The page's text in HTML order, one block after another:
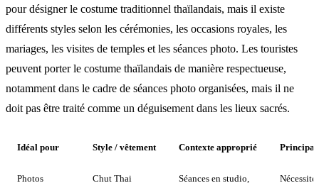
pour désigner le costume traditionnel thaïlandais, mais il existe
différents styles selon les cérémonies, les occasions royales, les
mariages, les visites de temples et les séances photo. Les touristes
peuvent porter le costume thaïlandais de manière respectueuse,
notamment dans le cadre de séances photo organisées, mais il ne
doit pas être traité comme un déguisement dans les lieux sacrés.
Idéal pour Style / vêtement Contexte approprié Principal
Photos
Chut Thai
Séances en studio,
Nécessite